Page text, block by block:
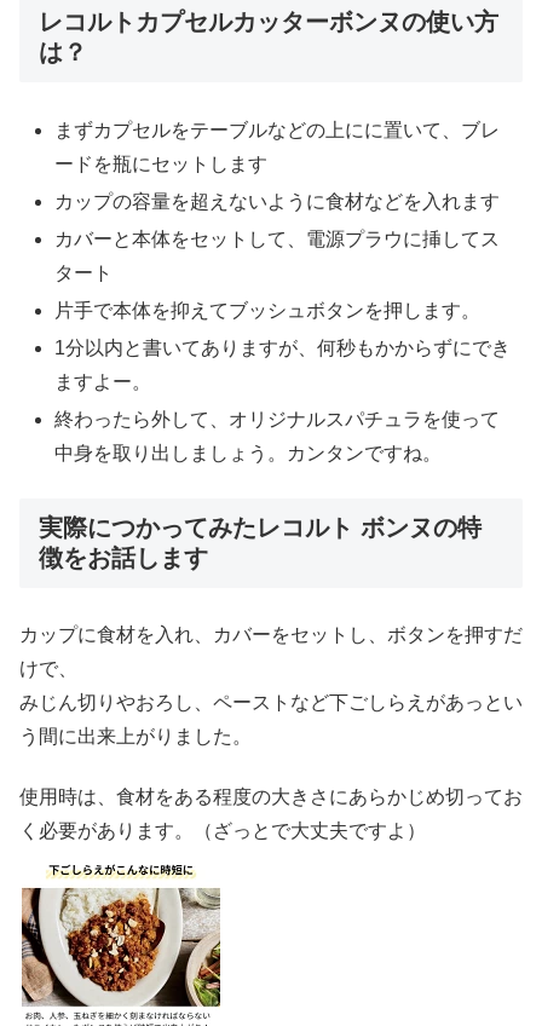
レコルトカプセルカッターボンヌの使い方
は？
まずカプセルをテーブルなどの上にに置いて、ブレ
ードを瓶にセットします
カップの容量を超えないように食材などを入れます
カバーと本体をセットして、電源プラウに挿してス
タート
片手で本体を抑えてブッシュボタンを押します。
1分以内と書いてありますが、何秒もかからずにでき
ますよー。
終わったら外して、オリジナルスパチュラを使って
中身を取り出しましょう。カンタンですね。
実際につかってみたレコルト ボンヌの特
徴をお話します
カップに食材を入れ、カバーをセットし、ボタンを押すだ
けで、
みじん切りやおろし、ペーストなど下ごしらえがあっとい
う間に出来上がりました。
使用時は、食材をある程度の大きさにあらかじめ切ってお
く必要があります。（ざっとで大丈夫ですよ）